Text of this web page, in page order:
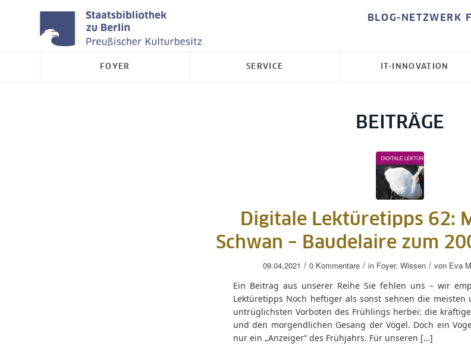
BLOG-NETZWERK
FOYER SERVICE IT-INNOVATION
BEITRÄGE
Digitale Lektüretipps 62:
Schwan – Baudelaire zum
09.04.2021 / 0 Kommentare / in Foyer, Wissen / von Eva
Ein Beitrag aus unserer Reihe Sie fehlen uns – wir
Lektüretipps Noch heftiger als sonst sehnen die
untrüglichsten Vorboten des Frühlings herbei: die
und den morgendlichen Gesang der Vögel. Doch ein
nur ein „Anzeiger“ des Frühjahrs. Für unseren […]